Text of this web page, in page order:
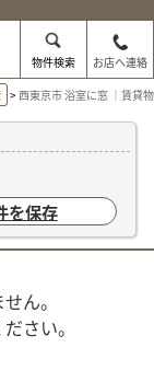
物件検索
お店へ連絡
西東京市 浴室に窓 ｜賃貸
を保存
ん。
さい。